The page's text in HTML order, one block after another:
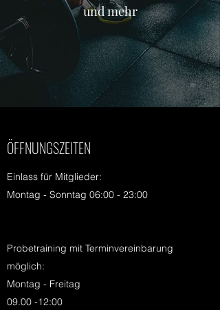
und mehr
ÖFFNUNGSZEITEN
Einlass für Mitglieder:
Montag - Sonntag 06:00 - 23:00
Probetraining mit Terminvereinbarung
möglich:
Montag - Freitag
09.00 -12:00